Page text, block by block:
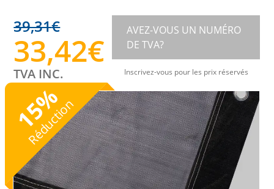
39,31€
33,42€
TVA INC.
AVEZ-VOUS UN NUMÉRO
DE TVA?
Inscrivez-vous pour les prix réservés
15
%
Réduction